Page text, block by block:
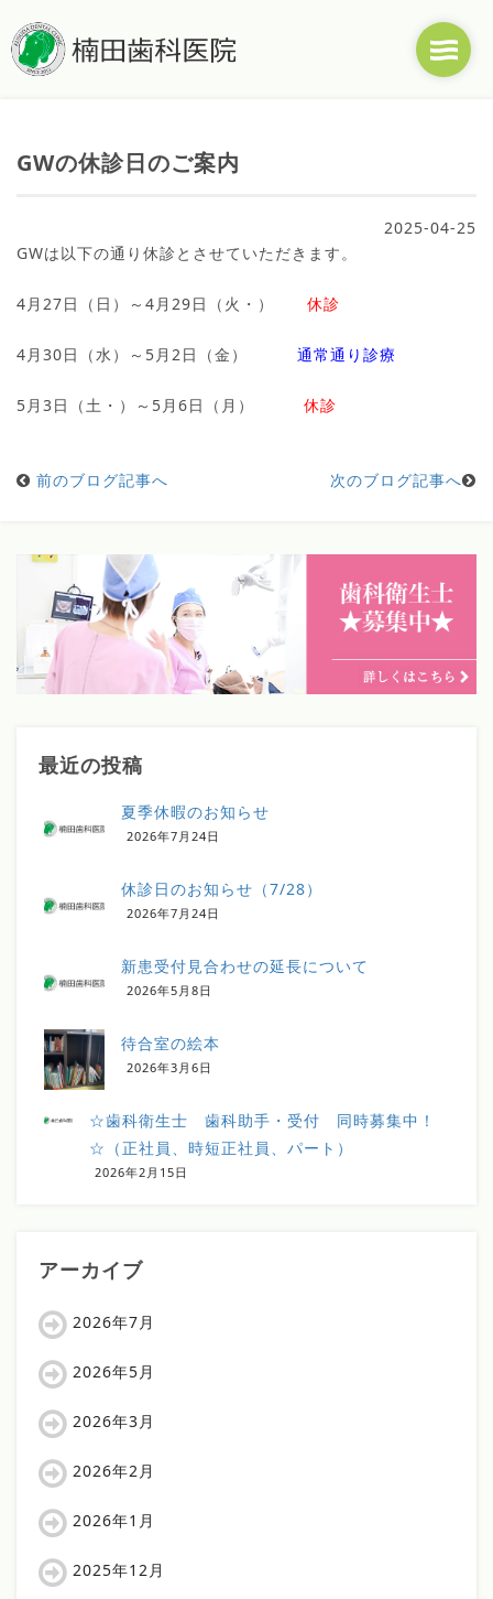
GWの休診日のご案内
2025-04-25
GWは以下の通り休診とさせていただきます。
4月27日（日）～4月29日（火・） 休診
4月30日（水）～5月2日（金） 通常通り診療
5月3日（土・）～5月6日（月） 休診
前のブログ記事へ 次のブログ記事へ
最近の投稿
夏季休暇のお知らせ
2026年7月24日
休診日のお知らせ（7/28）
2026年7月24日
新患受付見合わせの延長について
2026年5月8日
待合室の絵本
2026年3月6日
☆歯科衛生士 歯科助手・受付 同時募集中！
☆（正社員、時短正社員、パート）
2026年2月15日
アーカイブ
2026年7月
2026年5月
2026年3月
2026年2月
2026年1月
2025年12月